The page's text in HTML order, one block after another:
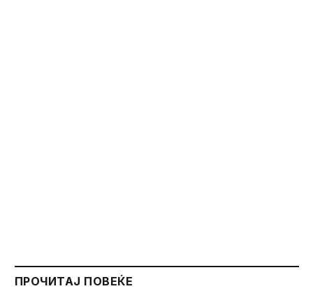
ПРОЧИТАЈ ПОВЕЌЕ